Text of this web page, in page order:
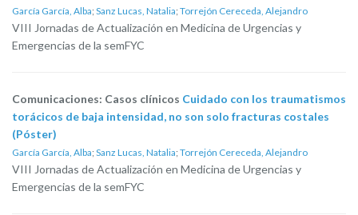
García García, Alba; Sanz Lucas, Natalia; Torrejón Cereceda, Alejandro
VIII Jornadas de Actualización en Medicina de Urgencias y
Emergencias de la semFYC
Comunicaciones: Casos clínicos Cuidado con los traumatismos
torácicos de baja intensidad, no son solo fracturas costales
(Póster)
García García, Alba; Sanz Lucas, Natalia; Torrejón Cereceda, Alejandro
VIII Jornadas de Actualización en Medicina de Urgencias y
Emergencias de la semFYC